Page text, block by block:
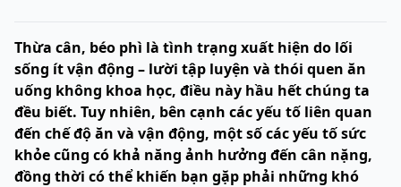
Thừa cân, béo phì là tình trạng xuất hiện do lối
sống ít vận động – lười tập luyện và thói quen ăn
uống không khoa học, điều này hầu hết chúng ta
đều biết. Tuy nhiên, bên cạnh các yếu tố liên quan
đến chế độ ăn và vận động, một số các yếu tố sức
khỏe cũng có khả năng ảnh hưởng đến cân nặng,
đồng thời có thể khiến bạn gặp phải những khó